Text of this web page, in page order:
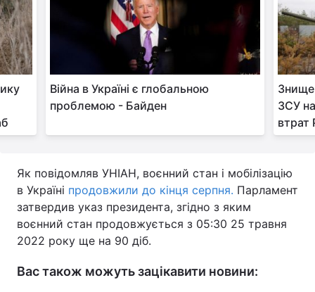
Війна в Україні є глобальною
проблемою - Байден
ЗСУ
втрат
Як повідомляв УНІАН, воєнний стан і мобілізацію
в Україні продовжили до кінця серпня. Парламент
затвердив указ президента, згідно з яким
воєнний стан продовжується з 05:30 25 травня
2022 року ще на 90 діб.
Вас також можуть зацікавити новини: